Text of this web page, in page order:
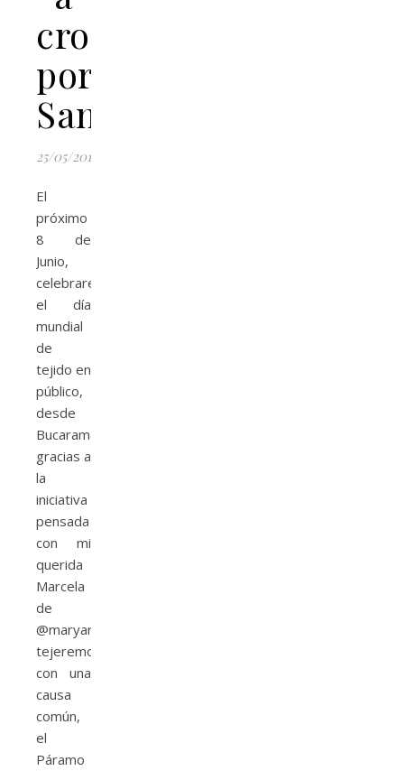
crochet
por
Santurbán
25/05/2019
El
próximo
8 de
Junio,
celebraremos
el día
mundial
de
tejido en
público,
desde
Bucaramanga,
gracias a
la
iniciativa
pensada
con mi
querida
Marcela
de
@maryarena_handmade,
tejeremos
con una
causa
común,
el
Páramo